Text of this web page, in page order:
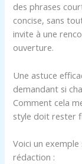
des phrases
concise, sans
invite à une
ouverture.
Une astuce
demandant si
Comment cela
style doit rester
Voici un
rédaction :